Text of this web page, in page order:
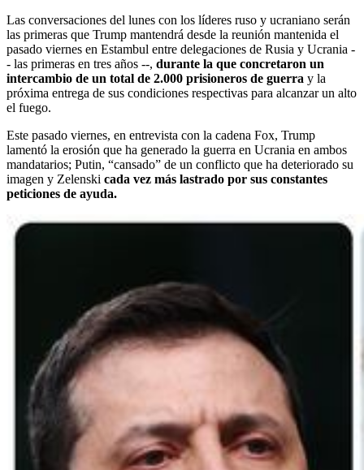
Las conversaciones del lunes con los líderes ruso y ucraniano serán
las primeras que Trump mantendrá desde la reunión mantenida el
pasado viernes en Estambul entre delegaciones de Rusia y Ucrania -
- las primeras en tres años --, durante la que concretaron un
intercambio de un total de 2.000 prisioneros de guerra y la
próxima entrega de sus condiciones respectivas para alcanzar un alto
el fuego.
Este pasado viernes, en entrevista con la cadena Fox, Trump
lamentó la erosión que ha generado la guerra en Ucrania en ambos
mandatarios; Putin, “cansado” de un conflicto que ha deteriorado su
imagen y Zelenski cada vez más lastrado por sus constantes
peticiones de ayuda.